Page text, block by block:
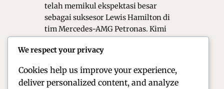
telah memikul ekspektasi besar
sebagai suksesor Lewis Hamilton di
tim Mercedes-AMG Petronas. Kimi
biasa; ia adalah fenomena yang
We respect your privacy
Cookies help us improve your experience,
deliver personalized content, and analyze